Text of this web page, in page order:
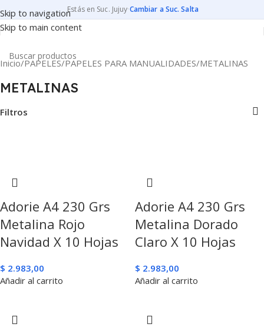
Skip to navigation
Skip to main content
Estás en Suc. Jujuy·Cambiar a Suc. Salta
Inicio PAPELES PAPELES PARA MANUALIDADES METALINAS
METALINAS
Filtros
Adorie A4 230 Grs
Metalina Rojo
Navidad X 10 Hojas
$ 2.983,00
Añadir al carrito
Adorie A4 230 Grs
Metalina Dorado
Claro X 10 Hojas
$ 2.983,00
Añadir al carrito